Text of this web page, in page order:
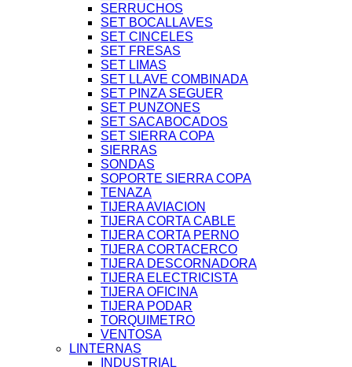
SERRUCHOS
SET BOCALLAVES
SET CINCELES
SET FRESAS
SET LIMAS
SET LLAVE COMBINADA
SET PINZA SEGUER
SET PUNZONES
SET SACABOCADOS
SET SIERRA COPA
SIERRAS
SONDAS
SOPORTE SIERRA COPA
TENAZA
TIJERA AVIACION
TIJERA CORTA CABLE
TIJERA CORTA PERNO
TIJERA CORTACERCO
TIJERA DESCORNADORA
TIJERA ELECTRICISTA
TIJERA OFICINA
TIJERA PODAR
TORQUIMETRO
VENTOSA
LINTERNAS
INDUSTRIAL